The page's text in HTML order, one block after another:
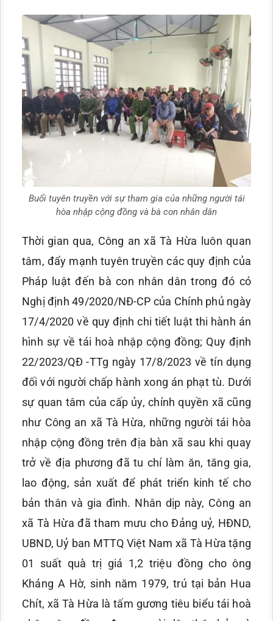
Buổi tuyên truyền với sự tham gia của những người tái
hòa nhập cộng đồng và bà con nhân dân
Thời gian qua, Công an xã Tà Hừa luôn quan
tâm, đẩy mạnh tuyên truyền các quy định của
Pháp luật đến bà con nhân dân trong đó có
Nghị định 49/2020/NĐ-CP của Chính phủ ngày
17/4/2020 về quy định chi tiết luật thi hành án
hình sự về tái hoà nhập cộng đồng; Quy định
22/2023/QĐ -TTg ngày 17/8/2023 về tín dụng
đối với người chấp hành xong án phạt tù. Dưới
sự quan tâm của cấp ủy, chính quyền xã cũng
như Công an xã Tà Hừa, những người tái hòa
nhập cộng đồng trên địa bàn xã sau khi quay
trở về địa phương đã tu chí làm ăn, tăng gia,
lao động, sản xuất để phát triển kinh tế cho
bản thân và gia đình. Nhân dịp này, Công an
xã Tà Hừa đã tham mưu cho Đảng uỷ, HĐND,
UBND, Uỷ ban MTTQ Việt Nam xã Tà Hừa tặng
01 suất quà trị giá 1,2 triệu đồng cho ông
Kháng A Hờ, sinh năm 1979, trú tại bản Hua
Chít, xã Tà Hừa là tấm gương tiêu biểu tái hoà